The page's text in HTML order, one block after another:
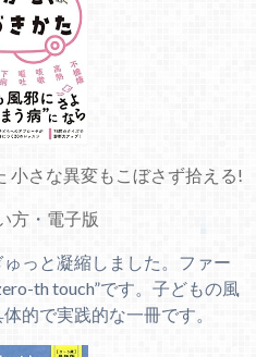
小さな異変もこぼさず拾える!
方・ 電子版
っと凝縮しました。ファー
th touch”です。子どもの風
的で実践的な一冊です。